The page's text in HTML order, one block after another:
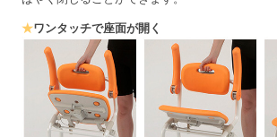
★ワンタッチで座面が開く